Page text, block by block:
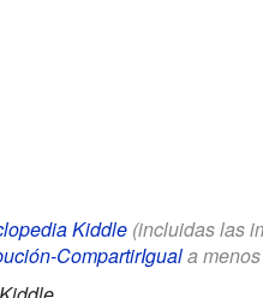
Kiddle(incluidas las
CompartirIguala menos